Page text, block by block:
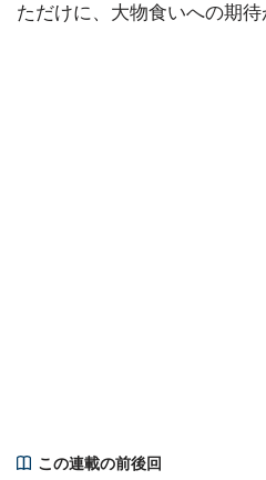
ただけに、大物食いへの期待
この連載の前後回